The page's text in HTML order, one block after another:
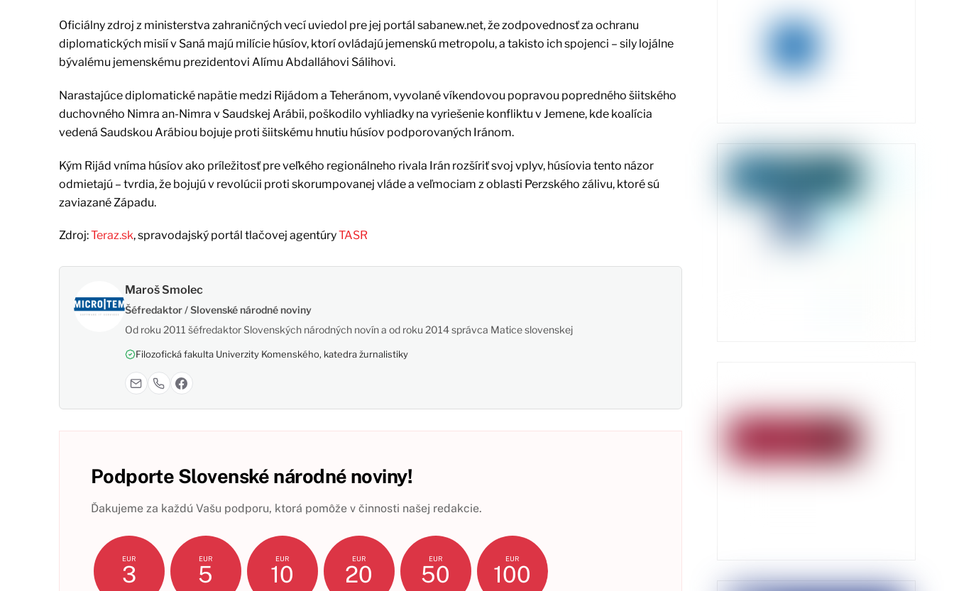
Oficiálny zdroj z ministerstva zahraničných vecí uviedol pre jej portál sabanew.net, že zodpovednosť za ochranu
diplomatických misií v Saná majú milície húsíov, ktorí ovládajú jemenskú metropolu, a takisto ich spojenci – sily lojálne
bývalému jemenskému prezidentovi Alímu Abdalláhovi Sálihovi.
Narastajúce diplomatické napätie medzi Rijádom a Teheránom, vyvolané víkendovou popravou popredného šiitského
duchovného Nimra an-Nimra v Saudskej Arábii, poškodilo vyhliadky na vyriešenie konfliktu v Jemene, kde koalícia
vedená Saudskou Arábiou bojuje proti šiitskému hnutiu húsíov podporovaných Iránom.
Kým Rijád vníma húsíov ako príležitosť pre veľkého regionálneho rivala Irán rozšíriť svoj vplyv, húsíovia tento názor
odmietajú – tvrdia, že bojujú v revolúcii proti skorumpovanej vláde a veľmociam z oblasti Perzského zálivu, ktoré sú
zaviazané Západu.
Zdroj:Teraz.sk, spravodajský portál tlačovej agentúryTASR
Maroš Smolec
Šéfredaktor / Slovenské národné noviny
Od roku 2011 šéfredaktor Slovenských národných novín a od roku 2014 správca Matice slovenskej
Filozofická fakulta Univerzity Komenského, katedra žurnalistiky
Podporte Slovenské národné noviny!
Ďakujeme za každú Vašu podporu, ktorá pomôže v činnosti našej redakcie.
EUR
3
EUR
5
EUR
10
EUR
20
EUR
50
EUR
100